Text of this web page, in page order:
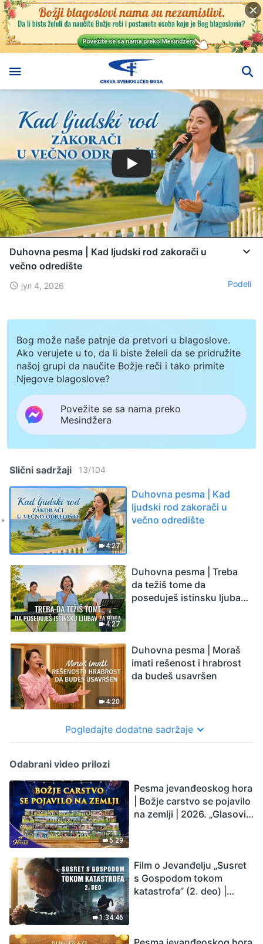
Duhovna pesma | Kad ljudski rod zakorači u
večno odredište
јул 4, 2026 Podeli
Bog može naše patnje da pretvori u blagoslove.
Ako verujete u to, da li biste želeli da se pridružite
našoj grupi da naučite Božje reči i tako primite
Njegove blagoslove?
Povežite se sa nama preko
Mesindžera
Slični sadržaji 13/104
4:27
Duhovna pesma | Kad
ljudski rod zakorači u
večno odredište
4:27
Duhovna pesma | Treba
da težiš tome da
poseduješ istinsku ljubav
4:20
Duhovna pesma | Moraš
imati rešenost i hrabrost
da budeš usavršen
Pogledajte dodatne sadržaje
Odabrani video prilozi
5:29
Pesma jevanđeoskog hora
| Božje carstvo se pojavilo
na zemlji | 2026. „Glasovi
1:34:46
Film o Jevanđelju „Susret
s Gospodom tokom
katastrofa” (2. deo) |